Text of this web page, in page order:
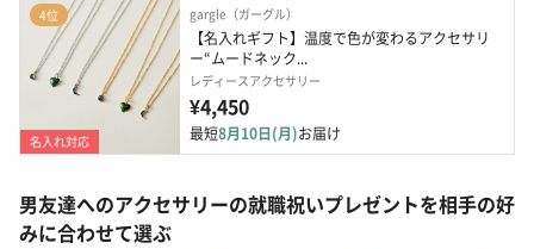
4位
名入れ対応
gargle（ガーグル）
【名入れギフト】温度で色が変わるアクセサリ
ー“ムードネック...
レディースアクセサリー
¥4,450
最短8月10日(月)お届け
男友達へのアクセサリーの就職祝いプレゼントを相手の好
みに合わせて選ぶ